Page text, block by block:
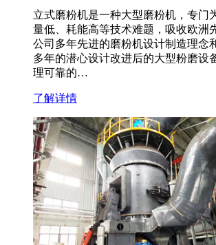
立式磨粉机是一种大型磨粉机，专门
量低、耗能高等技术难题，吸收欧洲
公司多年先进的磨粉机设计制造理念
多年的潜心设计改进后的大型粉磨设
理可靠的…
了解详情